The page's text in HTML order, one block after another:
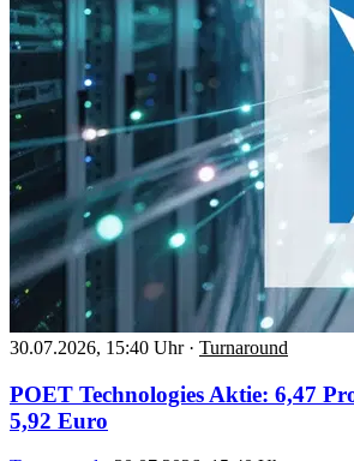
30.07.2026, 15:40 Uhr · Turnaround
POET Technologies Aktie: 6,47
5,92 Euro